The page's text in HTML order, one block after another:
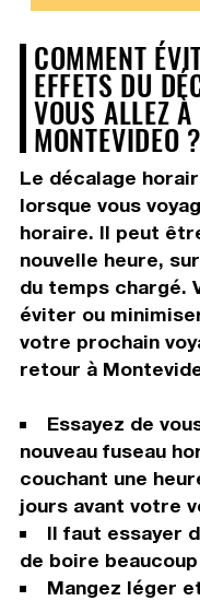
COMMENT
EFFETS DU
VOUS ALLEZ
MONTEVIDEO
Le décalage
lorsque vous
horaire. Il peut
nouvelle heure,
du temps chargé.
éviter ou
votre prochain
retour à
Essayez de
nouveau fuseau
couchant une
jours avant votre
Il faut essayer
de boire
Mangez léger